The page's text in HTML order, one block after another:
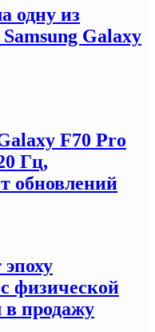
одну из
Galaxy
F70 Pro
Гц,
обновлений
физической
в продажу